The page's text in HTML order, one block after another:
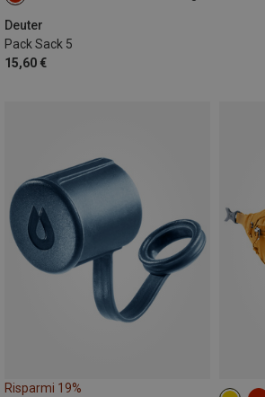
Deuter
Pack Sack 5
15,60 €
Risparmi 19%